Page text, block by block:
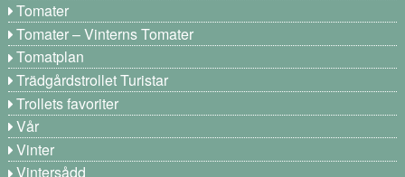
Tomater
Tomater – Vinterns Tomater
Tomatplan
Trädgårdstrollet Turistar
Trollets favoriter
Vår
Vinter
Vintersådd